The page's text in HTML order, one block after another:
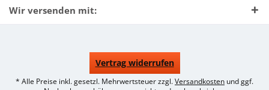
Wir versenden mit:
Vertrag widerrufen
* Alle Preise inkl. gesetzl. Mehrwertsteuer zzgl.Versandkosten und ggf.